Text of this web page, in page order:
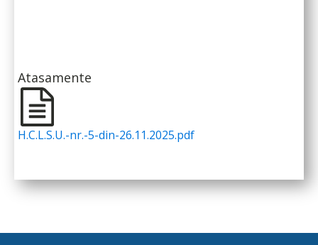
Atasamente
H.C.L.S.U.-nr.-5-din-26.11.2025.pdf